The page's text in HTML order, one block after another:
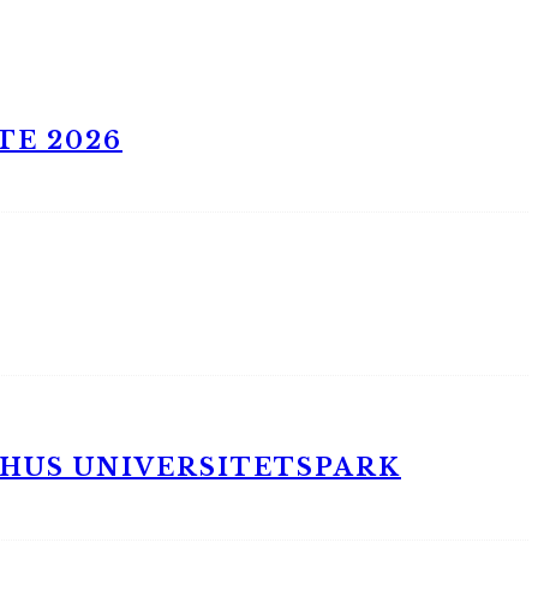
2026
UNIVERSITETSPARK